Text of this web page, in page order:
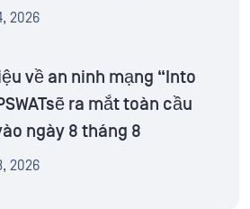
2026
về an ninh mạng “Into
ra mắt toàn cầu
ngày 8 tháng 8
2026